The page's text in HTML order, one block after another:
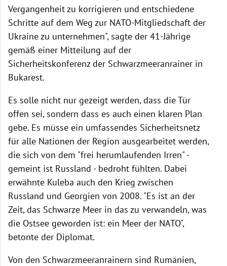
Vergangenheit zu korrigieren und entschiedene
Schritte auf dem Weg zur NATO-Mitgliedschaft der
Ukraine zu unternehmen", sagte der 41-Jährige
gemäß einer Mitteilung auf der
Sicherheitskonferenz der Schwarzmeeranrainer in
Bukarest.
Es solle nicht nur gezeigt werden, dass die Tür
offen sei, sondern dass es auch einen klaren Plan
gebe. Es müsse ein umfassendes Sicherheitsnetz
für alle Nationen der Region ausgearbeitet werden,
die sich von dem "frei herumlaufenden Irren" -
gemeint ist Russland - bedroht fühlten. Dabei
erwähnte Kuleba auch den Krieg zwischen
Russland und Georgien von 2008. "Es ist an der
Zeit, das Schwarze Meer in das zu verwandeln, was
die Ostsee geworden ist: ein Meer der NATO",
betonte der Diplomat.
Von den Schwarzmeeranrainern sind Rumänien,